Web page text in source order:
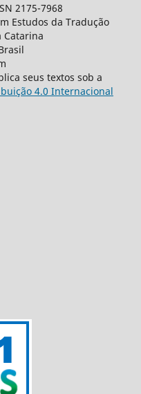
2175-7968
Estudos da Tradução
Catarina
seus textos sob a
4.0 Internacional